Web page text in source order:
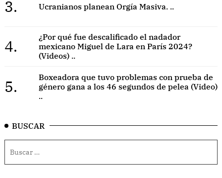
3. Ucranianos planean Orgía Masiva. ..
4.
¿Por qué fue descalificado el nadador
mexicano Miguel de Lara en París 2024?
(Videos) ..
5.
Boxeadora que tuvo problemas con prueba de
género gana a los 46 segundos de pelea (Video)
..
BUSCAR